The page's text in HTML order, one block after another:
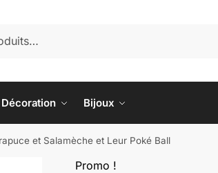
Décoration Bijoux
et Salamèche et Leur Poké Ball
Promo !